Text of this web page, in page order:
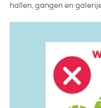
hallen, gangen en